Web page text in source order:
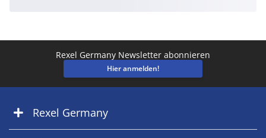
Rexel Germany Newsletter abonnieren
Hier anmelden!
Rexel Germany